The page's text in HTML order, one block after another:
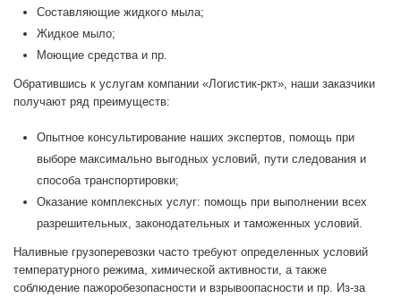
Составляющие жидкого мыла;
Жидкое мыло;
Моющие средства и пр.
Обратившись к услугам компании «Логистик-ркт», наши заказчики
получают ряд преимуществ:
Опытное консультирование наших экспертов, помощь при
выборе максимально выгодных условий, пути следования и
способа транспортировки;
Оказание комплексных услуг: помощь при выполнении всех
разрешительных, законодательных и таможенных условий.
Наливные грузоперевозки часто требуют определенных условий
температурного режима, химической активности, а также
соблюдение пажоробезопасности и взрывоопасности и пр. Из-за